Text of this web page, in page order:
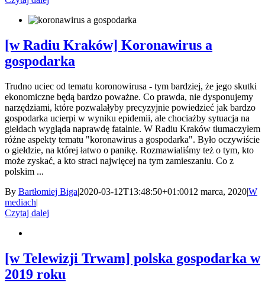
[w Radiu Kraków] Koronawirus a
gospodarka
Trudno uciec od tematu koronowirusa - tym bardziej, że jego skutki
ekonomiczne będą bardzo poważne. Co prawda, nie dysponujemy
narzędziami, które pozwalałyby precyzyjnie powiedzieć jak bardzo
gospodarka ucierpi w wyniku epidemii, ale chociażby sytuacja na
giełdach wygląda naprawdę fatalnie. W Radiu Kraków tłumaczyłem
różne aspekty tematu "koronawirus a gospodarka". Było oczywiście
o giełdzie, na której łatwo o panikę. Rozmawialiśmy też o tym, kto
może zyskać, a kto straci najwięcej na tym zamieszaniu. Co z
polskim ...
By Bartłomiej Biga|2020-03-12T13:48:50+01:0012 marca, 2020|W
mediach|
Czytaj dalej
[w Telewizji Trwam] polska gospodarka w
2019 roku